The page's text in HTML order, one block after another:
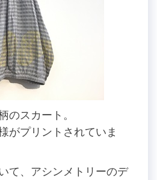
のスカート。
がプリントされていま
て、アシンメトリーのデ